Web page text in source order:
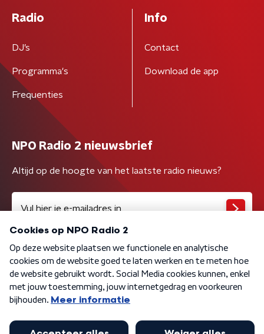
Radio
DJ’s
Programma's
Frequenties
Info
Contact
Download de app
NPO Radio 2 nieuwsbrief
Altijd op de hoogte van het laatste radio nieuws?
Algemene voorwaarden